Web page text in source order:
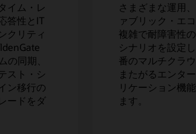
イム・レ
答性とIT
クリティ
の同期、
スト・シ
ン移行の
ードをダ
さまざまな運用
ァブリック・エ
複雑で耐障害性
シナリオを設定
番のマルチクラ
またがるエンタ
リケーション機
ます。